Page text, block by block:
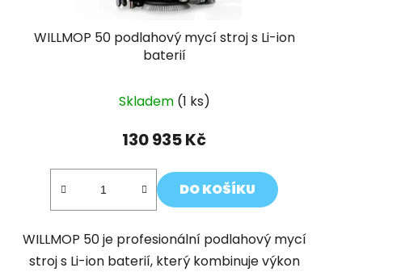
WILLMOP 50 podlahový mycí stroj s Li-ion
baterií
Skladem (1 ks)
130 935 Kč
DO KOŠÍKU
WILLMOP 50 je profesionální podlahový mycí
stroj s Li-ion baterií, který kombinuje výkon